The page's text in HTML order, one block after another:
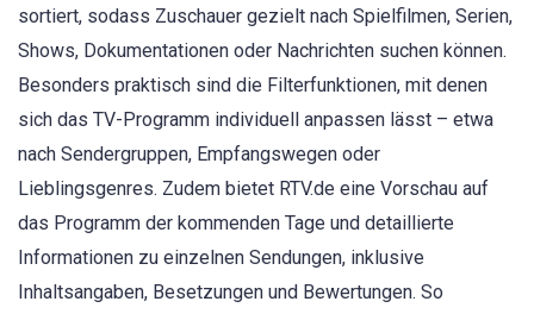
sortiert, sodass Zuschauer gezielt nach Spielfilmen, Serien,
Shows, Dokumentationen oder Nachrichten suchen können.
Besonders praktisch sind die Filterfunktionen, mit denen
sich das TV-Programm individuell anpassen lässt – etwa
nach Sendergruppen, Empfangswegen oder
Lieblingsgenres. Zudem bietet RTV.de eine Vorschau auf
das Programm der kommenden Tage und detaillierte
Informationen zu einzelnen Sendungen, inklusive
Inhaltsangaben, Besetzungen und Bewertungen. So